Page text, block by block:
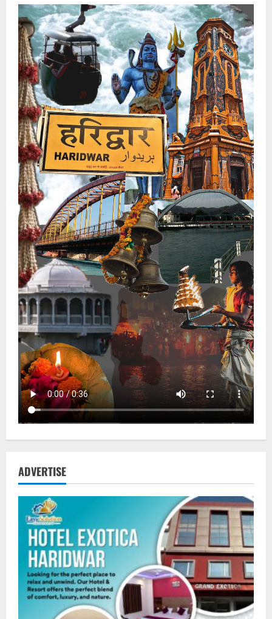
के
झटके
,
250
लोगों
के
मरने
की
खबर
घायल,
राहत
एवं
बचाव
कार्य
जारी
ADVERTISE